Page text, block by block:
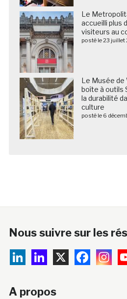
Le
accueilli plus
visiteurs au
posté le 23 juillet
Le Musée de
boîte à outils
la durabilité
culture
posté le 6
Nous suivre sur les
A propos